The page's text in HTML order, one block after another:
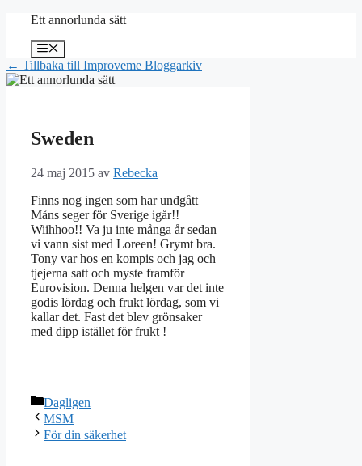
Hoppa
innehåll
Ett annorlunda sätt
Meny
← Tillbaka till Improveme Bloggarkiv
Sweden
24 maj 2015 av Rebecka
Finns nog ingen som har undgått
Måns seger för Sverige igår!!
Wiihhoo!! Va ju inte många år sedan
vi vann sist med Loreen! Grymt bra.
Tony var hos en kompis och jag och
tjejerna satt och myste framför
Eurovision. Denna helgen var det inte
godis lördag och frukt lördag, som vi
kallar det. Fast det blev grönsaker
med dipp istället för frukt !
Kategorier
Dagligen
MSM
För din säkerhet